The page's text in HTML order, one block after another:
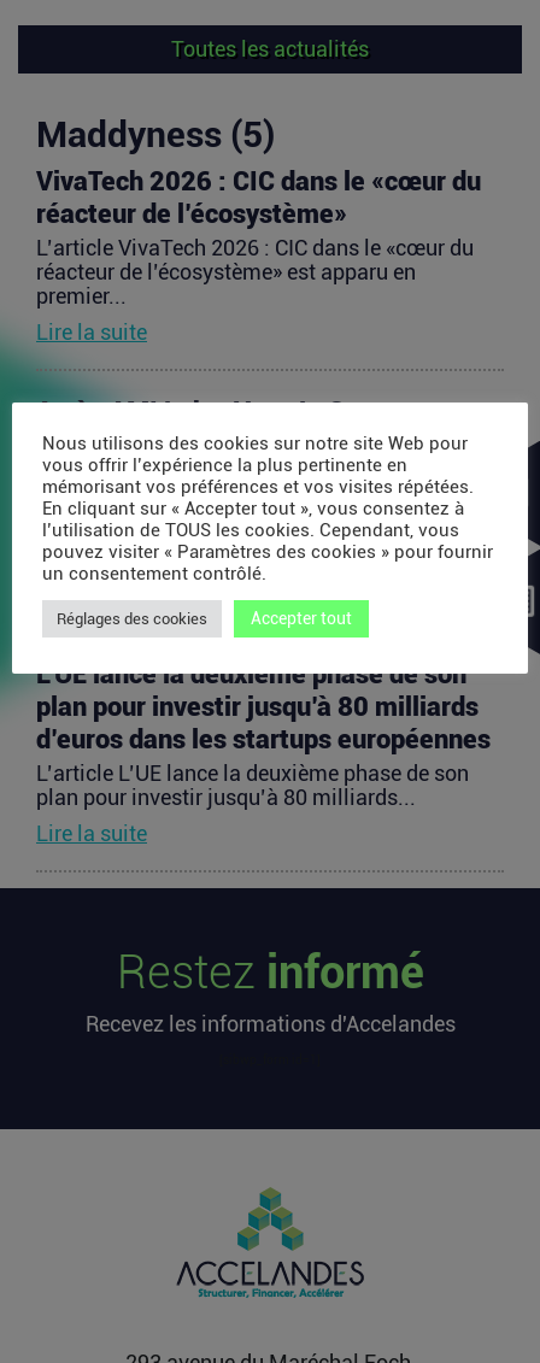
Toutes les actualités
Maddyness (5)
VivaTech 2026 : CIC dans le «cœur du
réacteur de l’écosystème»
L’article VivaTech 2026 : CIC dans le «cœur du
réacteur de l’écosystème» est apparu en
premier...
Lire la suite
Après AMI Labs, Yann LeCun veut
lancer un fonds de 200 millions d’euros
dédié à l’IA
L’article Après AMI Labs, Yann LeCun veut lancer
un fonds de 200 millions d’euros dédié à l’IA
est...
Lire la suite
L’UE lance la deuxième phase de son
plan pour investir jusqu’à 80 milliards
d’euros dans les startups européennes
L’article L’UE lance la deuxième phase de son
plan pour investir jusqu’à 80 milliards...
Lire la suite
millions d’euros cette semaine
L’article Les startups françaises ont levé 113
premier sur...
chez OpenAI pour se soigner
L’article Après une pause de 3 mois, la Française
Fidji Simo quitte son poste chez OpenAI pour se
Restez informé
Recevez les informations d'Accelandes
Nous utilisons des cookies sur notre site Web pour
vous offrir l’expérience la plus pertinente en
mémorisant vos préférences et vos visites répétées.
En cliquant sur « Accepter tout », vous consentez à
l’utilisation de TOUS les cookies. Cependant, vous
pouvez visiter « Paramètres des cookies » pour fournir
un consentement contrôlé.
Réglages des cookies Accepter tout